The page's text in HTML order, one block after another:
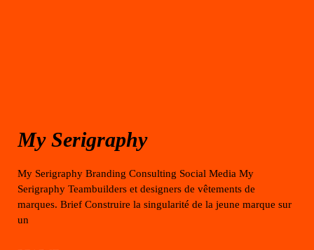
My Serigraphy
My Serigraphy Branding Consulting Social Media My
Serigraphy Teambuilders et designers de vêtements de
marques. Brief Construire la singularité de la jeune marque sur
un